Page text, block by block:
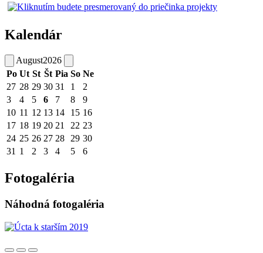
Kalendár
August2026
Po Ut St Št Pia So Ne
27 28 29 30 31 1
2
3
4 5 6 7 8
9
10 11 12 13 14 15 16
17 18 19 20 21 22 23
24 25 26 27 28 29 30
31 1 2 3 4 5 6
Fotogaléria
Náhodná fotogaléria